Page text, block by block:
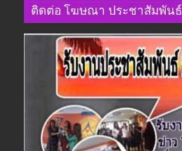
ติดต่อ​ โฆษณา​ ประชาสัมพันธ์